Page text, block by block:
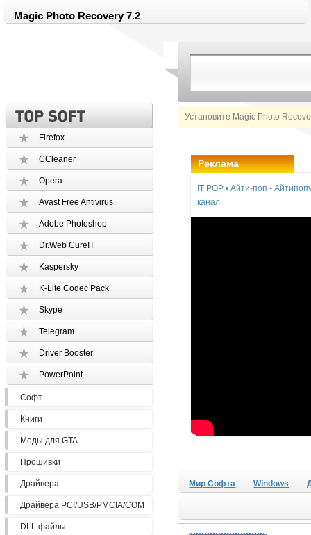
Magic Photo Recovery 7.2
Установите Magic Photo
Firefox
CCleaner
Opera
Avast Free Antivirus
Adobe Photoshop
Dr.Web CureIT
Kaspersky
K-Lite Codec Pack
Skype
Telegram
Driver Booster
PowerPoint
Софт
Книги
Моды для GTA
Прошивки
Драйвера
Драйвера PCI/USB/PMCIA/COM
DLL файлы
Реклама
IT POP • Айти-поп -
канал
Мир Софта Windows